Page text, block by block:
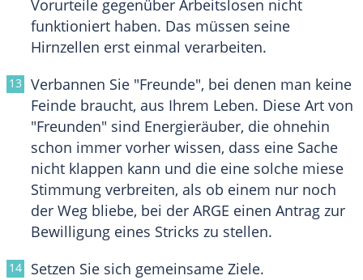
Vorurteile gegenüber Arbeitslosen nicht
funktioniert haben. Das müssen seine
Hirnzellen erst einmal verarbeiten.
Verbannen Sie "Freunde", bei denen man keine
Feinde braucht, aus Ihrem Leben. Diese Art von
"Freunden" sind Energieräuber, die ohnehin
schon immer vorher wissen, dass eine Sache
nicht klappen kann und die eine solche miese
Stimmung verbreiten, als ob einem nur noch
der Weg bliebe, bei der ARGE einen Antrag zur
Bewilligung eines Stricks zu stellen.
Setzen Sie sich gemeinsame Ziele.